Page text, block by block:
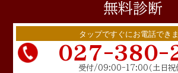
無料診断
タップですぐにお電話でき
027-380-
受付/09:00-17:00 （土日祝